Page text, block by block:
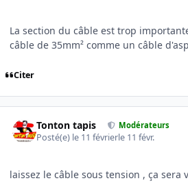
La section du câble est trop
câble de 35mm² comme un câble
Citer
Tonton tapis Modérateurs
Posté(e) le 11 févrierle 11 févr.
laissez le câble sous tension , ça sera